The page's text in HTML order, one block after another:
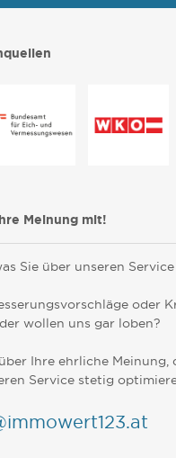
Meinung mit!
Sie über unseren
oder
wollen uns gar loben?
Ihre ehrliche Meinung,
Service stetig